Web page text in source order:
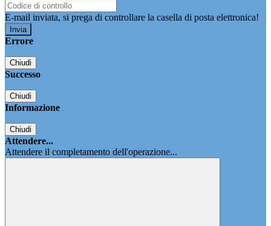
E-mail inviata, si prega di controllare la casella di posta elettronica!
Errore
Chiudi
Successo
Chiudi
Informazione
Chiudi
Attendere...
Attendere il completamento dell'operazione...